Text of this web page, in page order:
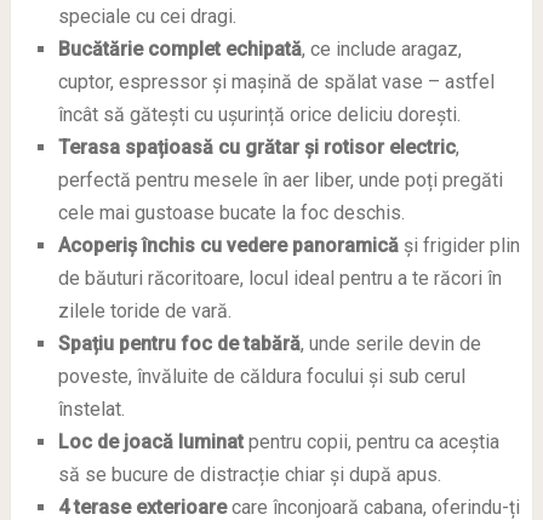
speciale cu cei dragi.
Bucătărie complet echipată, ce include aragaz,
cuptor, espressor și mașină de spălat vase – astfel
încât să gătești cu ușurință orice deliciu dorești.
Terasa spațioasă cu grătar și rotisor electric,
perfectă pentru mesele în aer liber, unde poți pregăti
cele mai gustoase bucate la foc deschis.
Acoperiș închis cu vedere panoramicăși frigider plin
de băuturi răcoritoare, locul ideal pentru a te răcori în
zilele toride de vară.
Spațiu pentru foc de tabără, unde serile devin de
poveste, învăluite de căldura focului și sub cerul
înstelat.
Loc de joacă luminatpentru copii, pentru ca aceștia
să se bucure de distracție chiar și după apus.
4 terase exterioarecare înconjoară cabana, oferindu-ți